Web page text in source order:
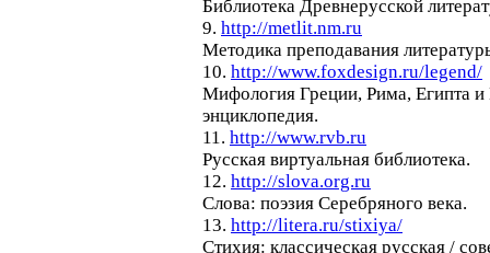
Библиотека Древнерусской
9. http://metlit.nm.ru
Методика преподавания
10. http://www.foxdesign.ru/legend/
Мифология Греции, Рима, Египта
энциклопедия.
11. http://www.rvb.ru
Русская виртуальная библиотека.
12. http://slova.org.ru
Слова: поэзия Серебряного века.
13. http://litera.ru/stixiya/
Стихия: классическая русская /